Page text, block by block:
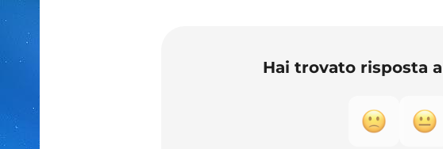
Hai trovato risposta